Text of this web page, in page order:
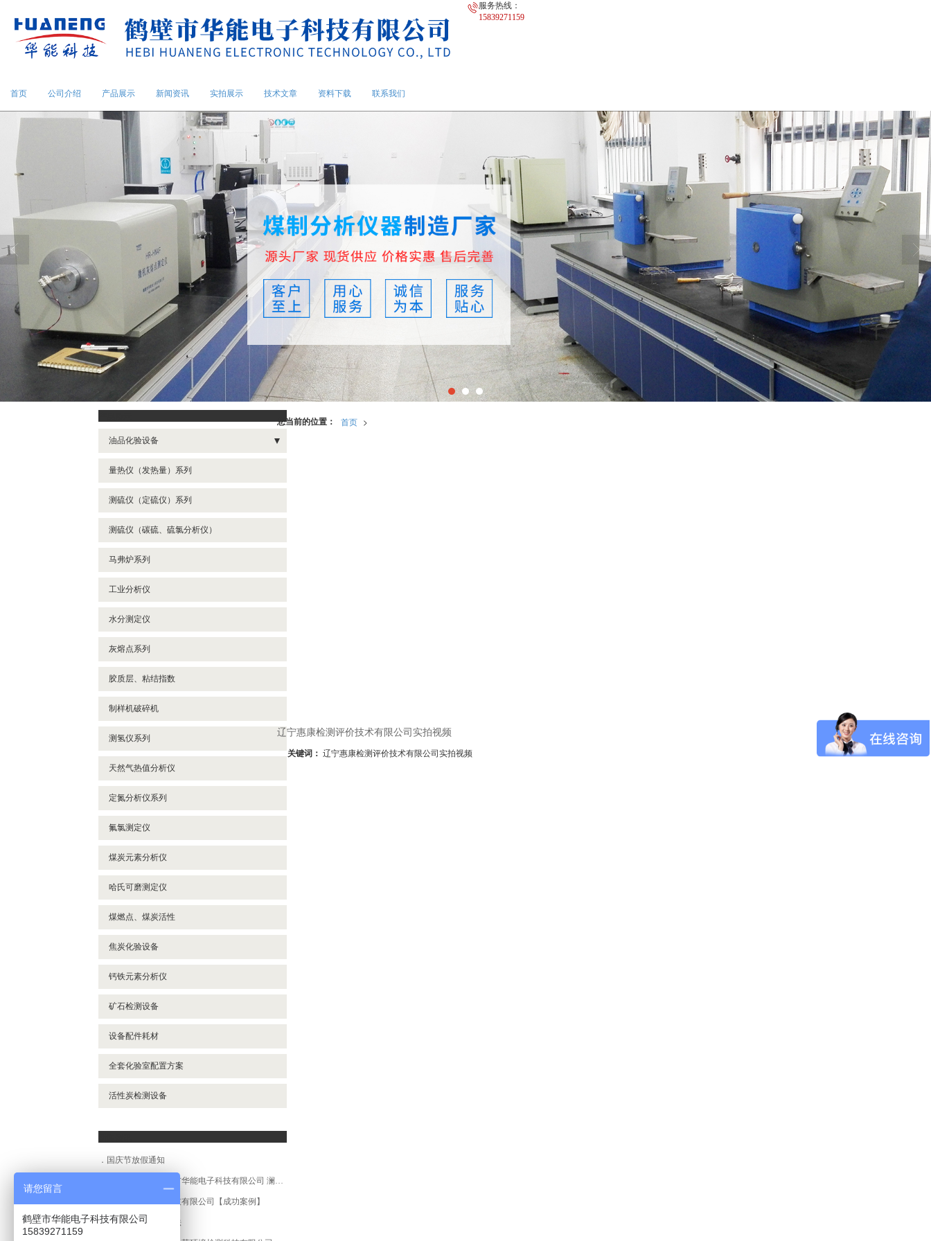
服务热线：
15839271159
首页 公司介绍 产品展示 新闻资讯 实拍展示 技术文章 资料下载 联系我们
您当前的位置： 首页 >
辽宁惠康检测评价技术有限公司实拍视频
关键词： 辽宁惠康检测评价技术有限公司实拍视频
油品化验设备
- 闭口闪点测定仪
- 机械杂质测定仪
- 减压馏程试验器
- 倾点、浊点、凝点
- 十六烷值测定仪
- 石油产品硫含量测定仪
- 石油密度测定仪
- 微量水分试验器
- 油液污染度测定仪
量热仪（发热量）系列
测硫仪（定硫仪）系列
测硫仪（碳硫、硫氯分析仪）
马弗炉系列
工业分析仪
水分测定仪
灰熔点系列
胶质层、粘结指数
制样机破碎机
测氢仪系列
天然气热值分析仪
定氮分析仪系列
氟氯测定仪
煤炭元素分析仪
哈氏可磨测定仪
煤燃点、煤炭活性
焦炭化验设备
钙铁元素分析仪
矿石检测设备
设备配件耗材
全套化验室配置方案
活性炭检测设备
国庆节放假通知
【成功案例】鹤壁市华能电子科技有限公司 澜沧县**运输公司
鹤壁市华能电子科技有限公司【成功案例】
胶质层指数测定方法
请您留言
鹤壁市华能电子科技有限公司
15839271159